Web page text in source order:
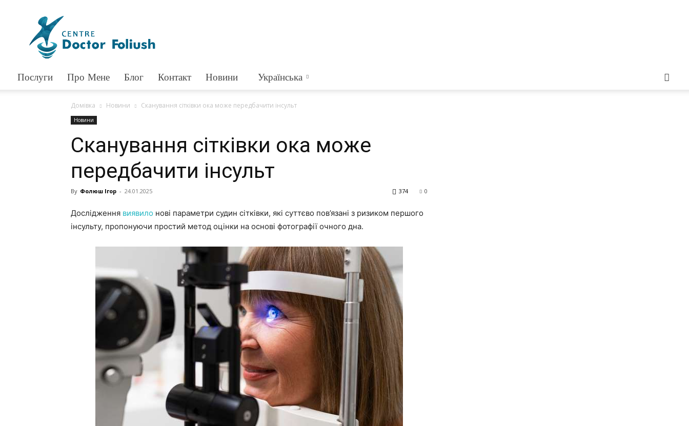
Послуги Про Мене Блог Контакт Новини Українська
Домівка Новини Сканування сітківки ока може передбачити інсульт
Новини
Сканування сітківки ока може
передбачити інсульт
By Фолюш Ігор - 24.01.2025 0
374
Дослідження виявило нові параметри судин сітківки, які суттєво пов’язані з ризиком першого
інсульту, пропонуючи простий метод оцінки на основі фотографії очного дна.